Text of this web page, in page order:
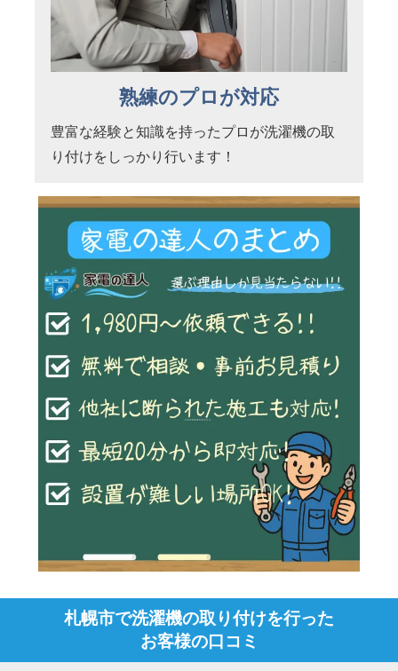
熟練のプロが対応
豊富な経験と知識を持ったプロが洗濯機の取
り付けをしっかり行います！
札幌市で洗濯機の取り付けを行った
お客様の口コミ